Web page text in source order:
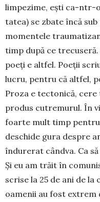
limpe­zime, ești ca-ntr-
tatea) se zbate încă
momentele
timp după ce
poeți e altfel. Poeții
lucru, pentru că altfel,
Proza e tectonică, cere
produs cutremurul. În
foarte mult timp pentru
deschide gura despre
îndurerat cândva. Ca
Și eu am trăit în
scrise la 25 de ani de la
oamenii au fost extrem